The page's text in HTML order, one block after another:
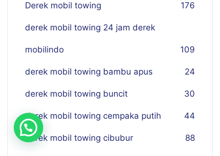
Derek mobil towing 176
derek mobil towing 24 jam derek
mobilindo 109
derek mobil towing bambu apus 24
derek mobil towing buncit 30
derek mobil towing cempaka putih 44
derek mobil towing cibubur 88